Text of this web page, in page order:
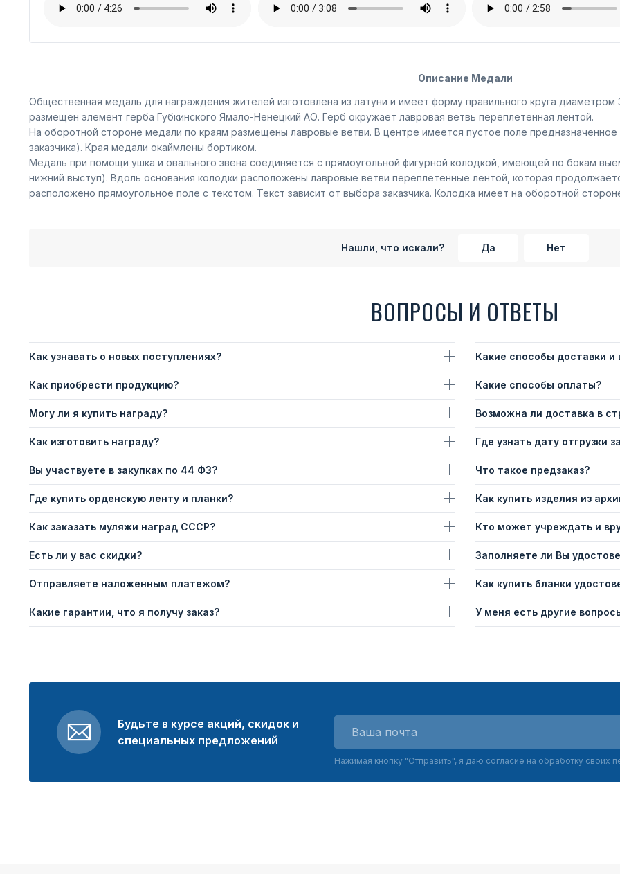
Описание Медали
Общественная медаль для награждения жителей изготовлена из латуни и имеет форму правильного круга
размещен элемент герба Губкинского Ямало-Ненецкий АО. Герб окружает лавровая ветвь переплетенная лентой.
На оборотной стороне медали по краям размещены лавровые ветви. В центре имеется пустое поле
заказчика). Края медали окаймлены бортиком.
Медаль при помощи ушка и овального звена соединяется с прямоугольной фигурной колодкой, имеющей по бокам
нижний выступ). Вдоль основания колодки расположены лавровые ветви переплетенные лентой, которая
расположено прямоугольное поле с текстом. Текст зависит от выбора заказчика. Колодка имеет на оборотной
Нашли, что искали? Да Нет
ВОПРОСЫ И ОТВЕТЫ
Как узнавать о новых поступлениях?
Как приобрести продукцию?
Могу ли я купить награду?
Как изготовить награду?
Вы участвуете в закупках по 44 ФЗ?
Где купить орденскую ленту и планки?
Как заказать муляжи наград СССР?
Есть ли у вас скидки?
Отправляете наложенным платежом?
Какие гарантии, что я получу заказ?
Какие способы доставки и
Какие способы оплаты?
Возможна ли доставка в
Где узнать дату отгрузки
Что такое предзаказ?
Как купить изделия из
Кто может учреждать и
Заполняете ли Вы
Как купить бланки
У меня есть другие
Будьте в курсе акций, скидок и
специальных предложений
Нажимая кнопку "Отправить", я даю согласие на обработку своих